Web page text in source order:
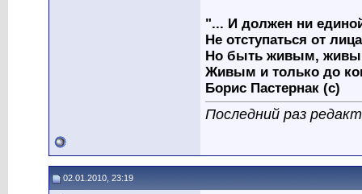
"... И должен ни
Не отступаться от
Но быть живым,
Живым и только до
Борис Пастернак (с)
Последний раз
02.01.2010, 23:19